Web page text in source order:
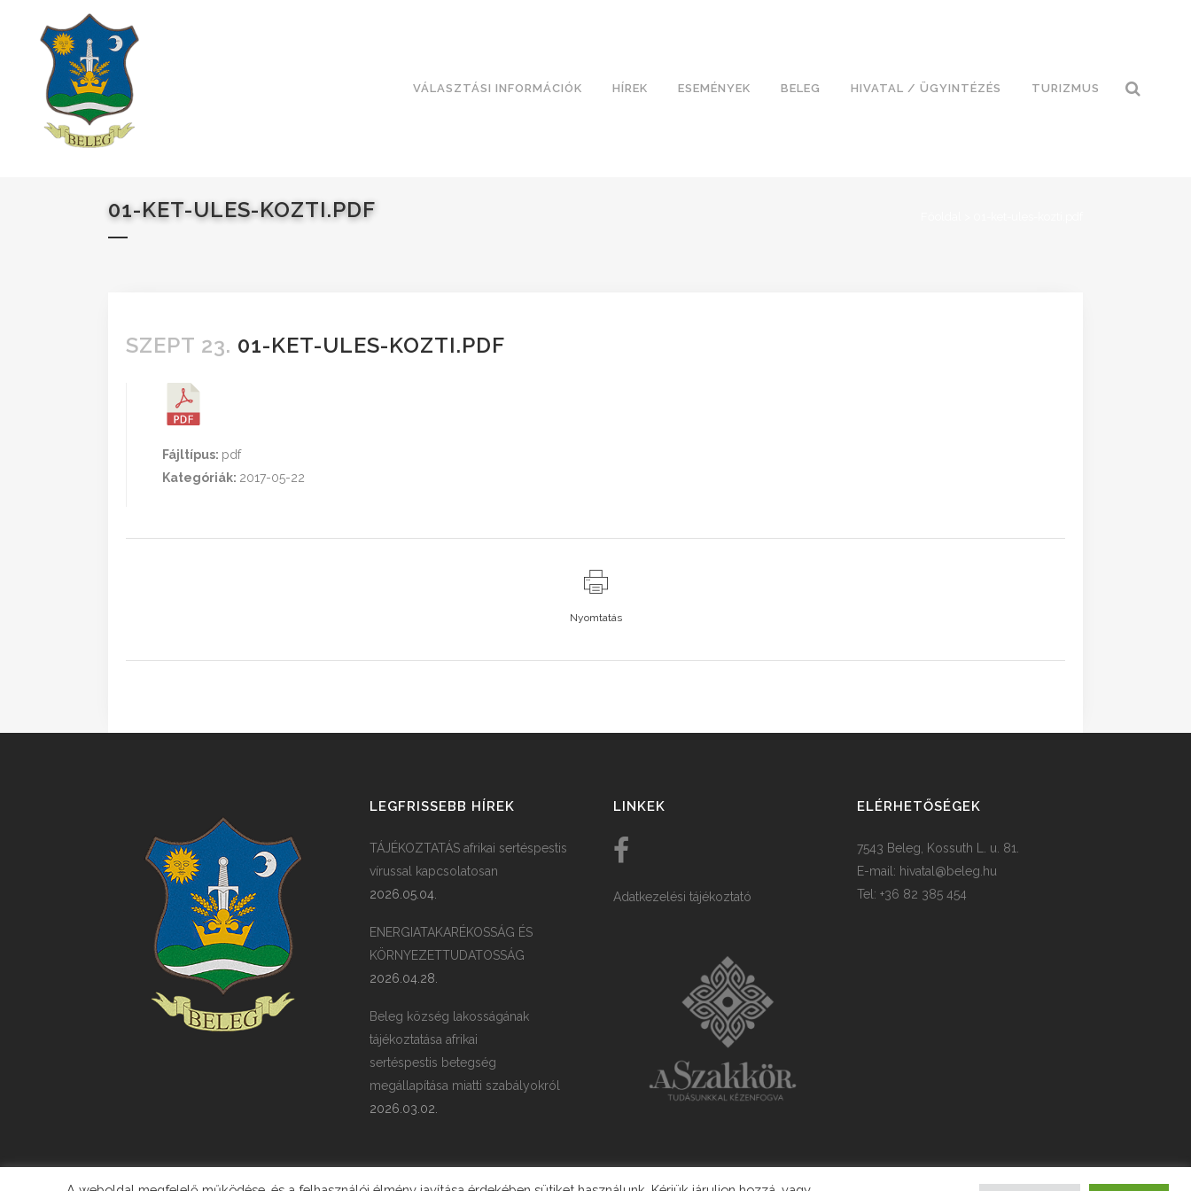
VÁLASZTÁSI INFORMÁCIÓK HÍREK ESEMÉNYEK BELEG HIVATAL / ÜGYINTÉZÉS TURIZMUS
01-KET-ULES-KOZTI.PDF
SZEPT 23. 01-KET-ULES-KOZTI.PDF
Fájltípus: pdf
Kategóriák: 2017-05-22
Nyomtatás
LEGFRISSEBB HÍREK
TÁJÉKOZTATÁS afrikai sertéspestis
vírussal kapcsolatosan
2026.05.04.
ENERGIATAKARÉKOSSÁG ÉS
KÖRNYEZETTUDATOSSÁG
2026.04.28.
Beleg község lakosságának
tájékoztatása afrikai
sertéspestis betegség
megállapítása miatti szabályokról
2026.03.02.
LINKEK
Adatkezelési tájékoztató
ELÉRHETŐSÉGEK
7543 Beleg, Kossuth L. u. 81.
E-mail: hivatal@beleg.hu
Tel: +36 82 385 454